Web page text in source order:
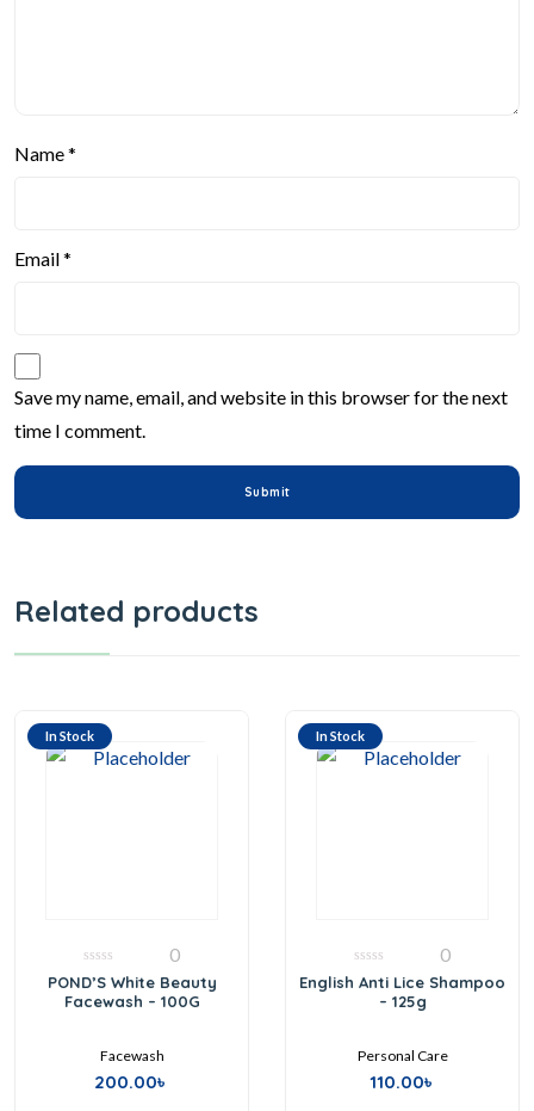
Name*
Email*
Save my name, email, and website in this browser for the next
time I comment.
Related products
In Stock
0
out
of
0
POND’S White Beauty
Facewash – 100G
Facewash
200.00৳
In Stock
out
0
English Anti Lice Shampoo
– 125g
Personal Care
110.00৳